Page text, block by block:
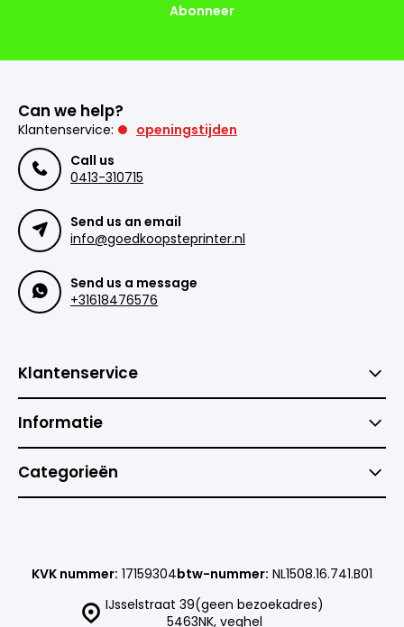
Abonneer
Can we help?
Klantenservice:
openingstijden
Call us
0413-310715
Send us an email
info@goedkoopsteprinter.nl
Send us a message
+31618476576
Klantenservice
Informatie
Categorieën
IJsselstraat 39(geen bezoekadres)
5463NK, veghel
KVK nummer: 17159304btw-nummer: NL1508.16.741.B01